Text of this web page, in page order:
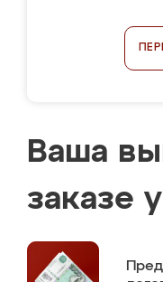
Ваша
заказе